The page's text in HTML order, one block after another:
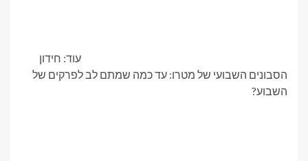
עוד: חידון
הסבונים השבועי של מטרו: עד כמה שמתם לב לפרקים של
השבוע?